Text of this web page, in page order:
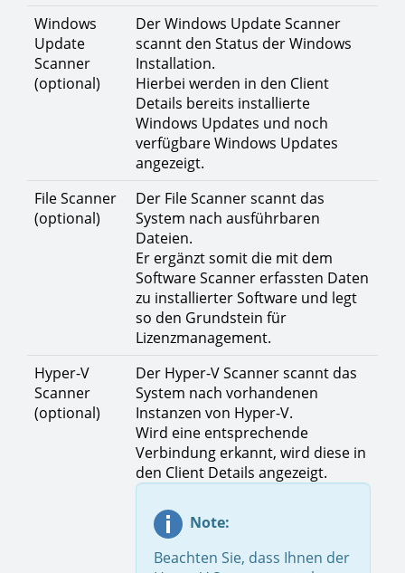
Windows
Update
Scanner
(optional)
Der Windows Update Scanner
scannt den Status der Windows
Installation.
Hierbei werden in den Client
Details bereits installierte
Windows Updates und noch
verfügbare Windows Updates
angezeigt.
File Scanner
(optional)
Der File Scanner scannt das
System nach ausführbaren
Dateien.
Er ergänzt somit die mit dem
Software Scanner erfassten Daten
zu installierter Software und legt
so den Grundstein für
Lizenzmanagement.
Hyper-V
Scanner
(optional)
Der Hyper-V Scanner scannt das
System nach vorhandenen
Instanzen von Hyper-V.
Wird eine entsprechende
Verbindung erkannt, wird diese in
den Client Details angezeigt.
Note:
Beachten Sie, dass Ihnen der